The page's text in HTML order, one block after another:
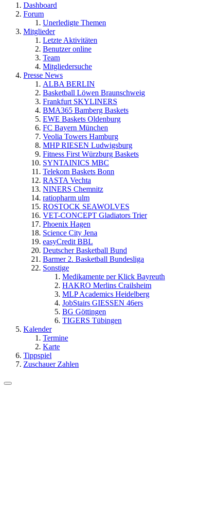
Dashboard
Forum
Unerledigte Themen
Mitglieder
Letzte Aktivitäten
Benutzer online
Team
Mitgliedersuche
Presse News
ALBA BERLIN
Basketball Löwen Braunschweig
Frankfurt SKYLINERS
BMA365 Bamberg Baskets
EWE Baskets Oldenburg
FC Bayern München
Veolia Towers Hamburg
MHP RIESEN Ludwigsburg
Fitness First Würzburg Baskets
SYNTAINICS MBC
Telekom Baskets Bonn
RASTA Vechta
NINERS Chemnitz
ratiopharm ulm
ROSTOCK SEAWOLVES
VET-CONCEPT Gladiators Trier
Phoenix Hagen
Science City Jena
easyCredit BBL
Deutscher Basketball Bund
Barmer 2. Basketball Bundesliga
Sonstige
Medikamente per Klick Bayreuth
HAKRO Merlins Crailsheim
MLP Academics Heidelberg
JobStairs GIESSEN 46ers
BG Göttingen
TIGERS Tübingen
Kalender
Termine
Karte
Tippspiel
Zuschauer Zahlen